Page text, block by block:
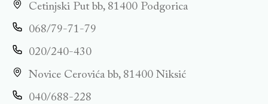
Cetinjski Put bb, 81400 Podgorica
068/79-71-79
020/240-430
Novice Cerovića bb, 81400 Niksić
040/688-228